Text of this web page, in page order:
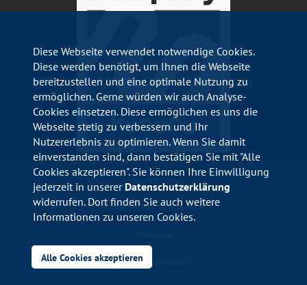
Impressum
Datenschutzhinweise
Barrierefreiheit
Diese Webseite verwendet notwendige Cookies.
Diese werden benötigt, um Ihnen die Webseite
bereitzustellen und eine optimale Nutzung zu
ermöglichen. Gerne würden wir auch Analyse-
Cookies einsetzen. Diese ermöglichen es uns die
Webseite stetig zu verbessern und Ihr
Nutzererlebnis zu optimieren. Wenn Sie damit
einverstanden sind, dann bestätigen Sie mit "Alle
Cookies akzeptieren". Sie können Ihre Einwilligung
jederzeit in unserer Datenschutzerklärung
widerrufen. Dort finden Sie auch weitere
Informationen zu unseren Cookies.
Alle Cookies akzeptieren